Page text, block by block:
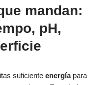
mandan:
pH,
suficiente energíapara